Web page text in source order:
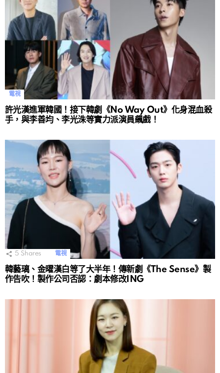
電視
許光漢進軍韓國！接下韓劇《No Way Out》化身混血殺
手，與李善均、李光洙等實力派演員飆戲！
5 Shares 電視
韓藝璃、金曜漢白等了大半年！傳新劇《The Sense》製
作告吹！製作公司否認：劇本修改ING